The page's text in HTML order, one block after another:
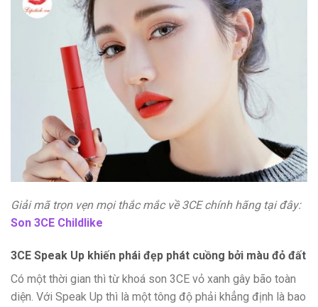
Giải mã trọn vẹn mọi thắc mắc về 3CE chính hãng tại đây:
Son 3CE Childlike
3CE Speak Up khiến phái đẹp phát cuồng bởi màu đỏ đất
Có một thời gian thì từ khoá son 3CE vỏ xanh gây bão toàn
diện. Với Speak Up thì là một tông độ phải khẳng định là bao